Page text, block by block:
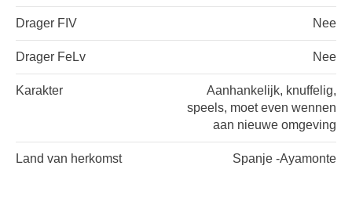
Drager FIV Nee
Drager FeLv Nee
Karakter
Aanhankelijk, knuffelig,
speels, moet even wennen
aan nieuwe omgeving
Land van herkomst Spanje -Ayamonte